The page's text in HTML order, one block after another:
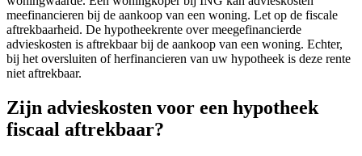
meefinancieren bij de aankoop van een woning. Let op de fiscale
aftrekbaarheid. De hypotheekrente over meegefinancierde
advieskosten is aftrekbaar bij de aankoop van een woning. Echter,
bij het oversluiten of herfinancieren van uw hypotheek is deze rente
niet aftrekbaar.
Zijn advieskosten voor een hypotheek
fiscaal aftrekbaar?